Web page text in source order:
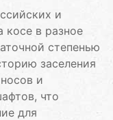
и
косе в разное
степенью
заселения
и
что
для